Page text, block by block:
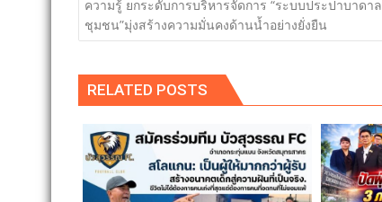
ความรู้ ยกระดับการบริหารจัดการ “ระบบประปาบาดาล
ชุมชน”มุ่งสร้างความมั่นคงด้านน้ำอย่างยั่งยืน
RELATED POSTS